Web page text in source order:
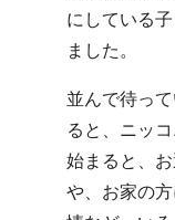
にしている
ました。
並んで待っ
ると、ニッ
始まると、
や、お家の